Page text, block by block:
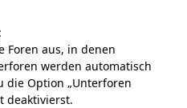
Foren aus, in denen
werden automatisch
die Option „Unterforen
deaktivierst.